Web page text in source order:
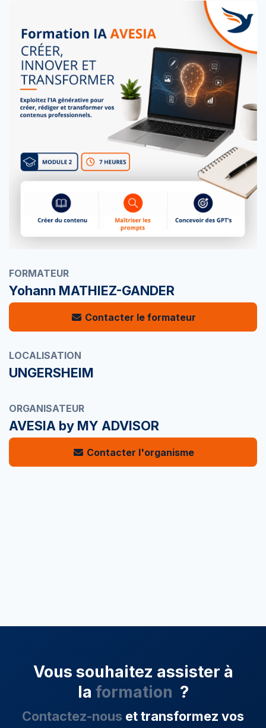
FORMATEUR
Yohann MATHIEZ-GANDER
Contacter le formateur
LOCALISATION
UNGERSHEIM
ORGANISATEUR
AVESIA by MY ADVISOR
Contacter l'organisme
Vous souhaitez assister à
la formation ?
Contactez-nous et transformez vos